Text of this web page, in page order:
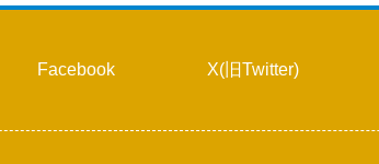
Facebook X(旧Twitter)